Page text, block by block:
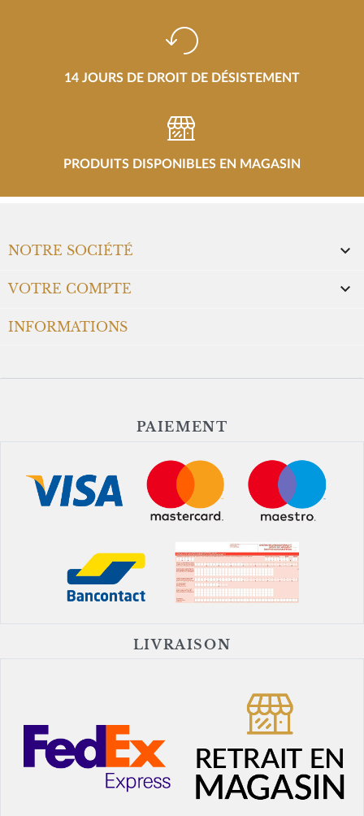
14 JOURS DE DROIT DE DÉSISTEMENT
PRODUITS DISPONIBLES EN MAGASIN
NOTRE SOCIÉTÉ 
VOTRE COMPTE 
INFORMATIONS
PAIEMENT
LIVRAISON